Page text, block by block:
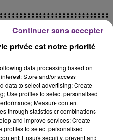
DE CHOOZ
privée est notre priorité
data processing based on
Store and/or access
data to select advertising; Create
Use profiles to select personalised
Measure content
through statistics or combinations
and improve services; Create
profiles to select personalised
Ensure security, prevent and
Continuer sans accepter